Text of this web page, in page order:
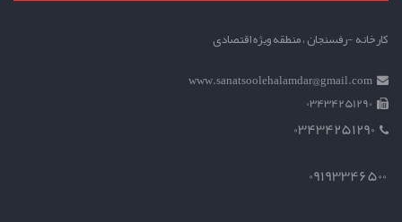
کارخانه -رفسنجان ، منطقه ویژه اقتصادی
www.sanatsoolehalamdar@gmail.com
03434251290
03434251290
09193346500